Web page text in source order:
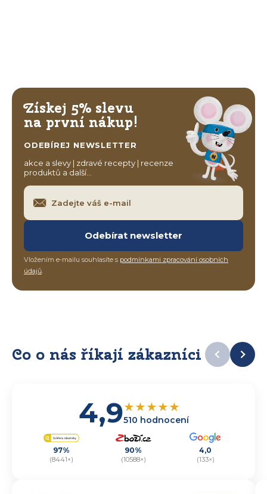
Získej 5% slevu
na první nákup!
ODEBÍREJ NEWSLETTER
akce a slevy | zdravé recepty | recenze
produktů a další…
Odebírat newsletter
Vložením e-mailu souhlasíte s podmínkami zpracování osobních
údajů.
Co o nás říkají zákazníci
4,9★★★★★
510 hodnocení
97%
(8441×)
90%
(10588×)
4,0
(133×)